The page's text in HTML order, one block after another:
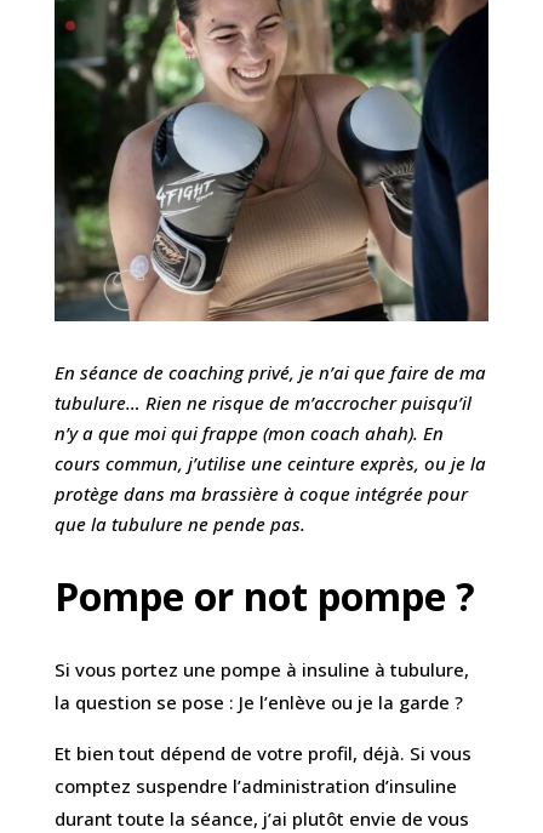
En séance de coaching privé, je n’ai que faire de ma
tubulure… Rien ne risque de m’accrocher puisqu’il
n’y a que moi qui frappe (mon coach ahah). En
cours commun, j’utilise une ceinture exprès, ou je la
protège dans ma brassière à coque intégrée pour
que la tubulure ne pende pas.
Pompe or not pompe ?
Si vous portez une pompe à insuline à tubulure,
la question se pose : Je l’enlève ou je la garde ?
Et bien tout dépend de votre profil, déjà. Si vous
comptez suspendre l’administration d’insuline
durant toute la séance, j’ai plutôt envie de vous